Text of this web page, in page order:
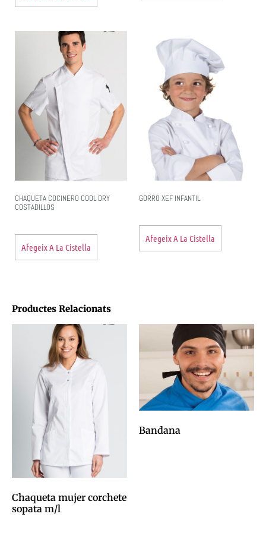
CHAQUETA COCINERO COOL DRY
COSTADILLOS
Afegeix A La Cistella
GORRO XEF INFANTIL
Afegeix A La Cistella
Productes Relacionats
Chaqueta mujer corchete
sopata m/l
Bandana